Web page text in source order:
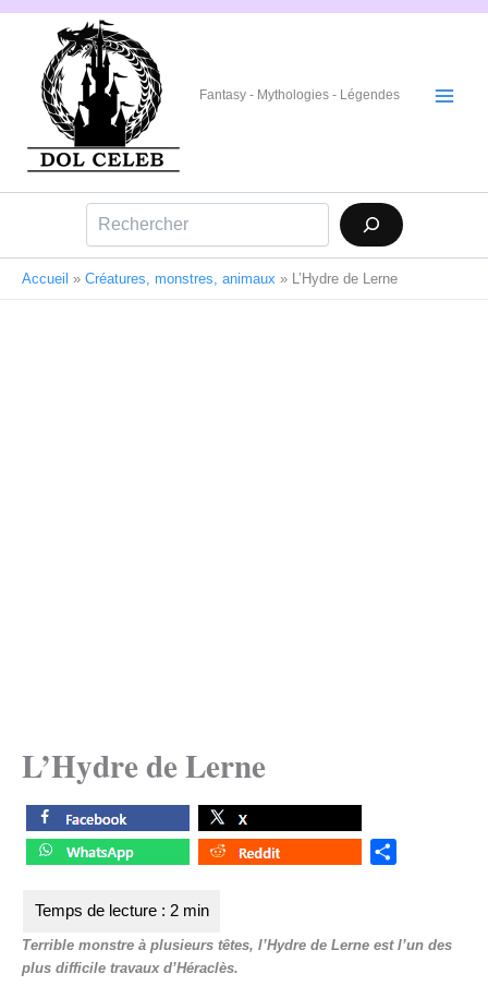
Aller
Fantasy - Mythologies - Légendes
Accueil » Créatures, monstres, animaux » L’Hydre de Lerne
L’Hydre de Lerne
e
Terrible monstre à plusieurs têtes, l’Hydre de Lerne est l’un des
plus difficile travaux d’Héraclès.